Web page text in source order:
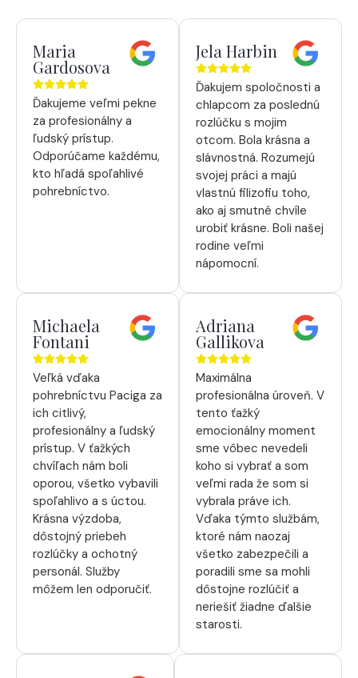
Maria
Gardosova
Ďakujeme veľmi pekne
za profesionálny a
ľudský prístup.
Odporúčame každému,
kto hľadá spoľahlivé
pohrebníctvo.
Jela Harbin
Ďakujem spoločnosti a
chlapcom za poslednú
rozlúčku s mojim
otcom. Bola krásna a
slávnostná. Rozumejú
svojej práci a majú
vlastnú filizofiu toho,
ako aj smutné chvíle
urobiť krásne. Boli našej
rodine veľmi
nápomocní.
Michaela
Fontani
Veľká vďaka
pohrebníctvu Paciga za
ich citlivý,
profesionálny a ľudský
prístup. V ťažkých
chvíľach nám boli
oporou, všetko vybavili
spoľahlivo a s úctou.
Krásna výzdoba,
dôstojný priebeh
rozlúčky a ochotný
personál. Služby
môžem len odporučiť.
Adriana
Gallikova
Maximálna
profesionálna úroveň. V
tento ťažký
emocionálny moment
sme vôbec nevedeli
koho si vybrať a som
veľmi rada že som si
vybrala práve ich.
Vďaka týmto službám,
ktoré nám naozaj
všetko zabezpečili a
poradili sme sa mohli
dôstojne rozlúčiť a
neriešiť žiadne ďalšie
starosti.